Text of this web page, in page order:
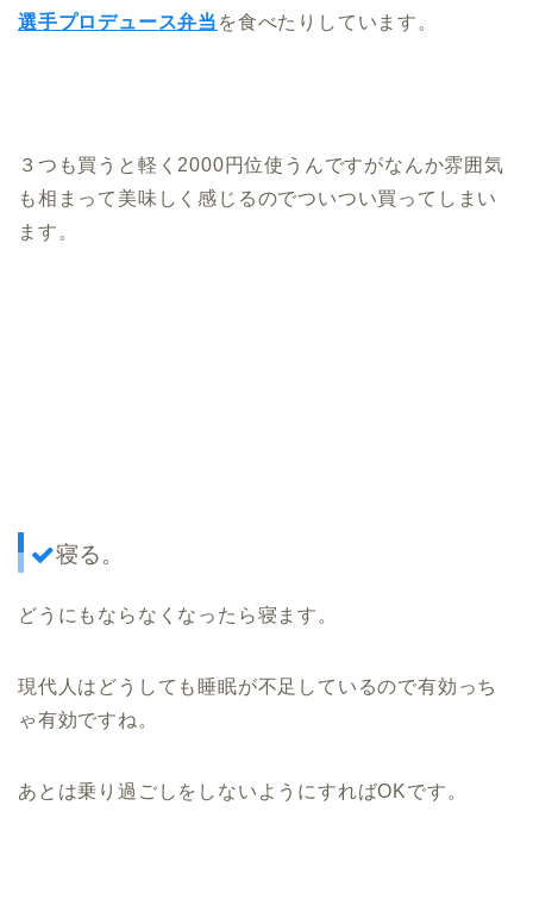
選手プロデュース弁当 を食べたりしています。
３つも買うと軽く2000円位使うんですがなんか雰囲気
も相まって美味しく感じるのでついつい買ってしまい
ます。
寝る。
どうにもならなくなったら寝ます。
現代人はどうしても睡眠が不足しているので有効っち
ゃ有効ですね。
あとは乗り過ごしをしないようにすればOKです。